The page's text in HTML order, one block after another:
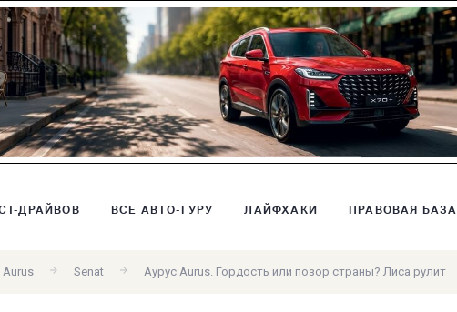
ДРАЙВОВ ВСЕ АВТО-ГУРУ ЛАЙФХАКИ ПРАВОВАЯ БАЗА
Aurus Senat Аурус Aurus. Гордость или позор страны? Лиса рулит